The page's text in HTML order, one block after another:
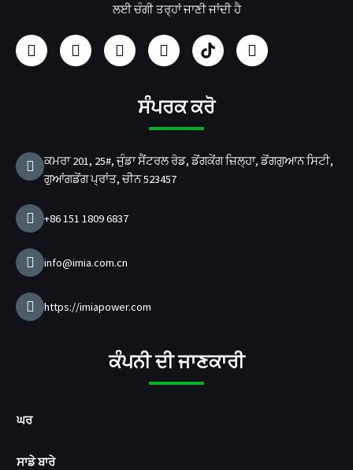
ਲਈ ਚੰਗੀ ਤਰ੍ਹਾਂ ਜਾਣੀ ਜਾਂਦੀ ਹੈ
ਫੇ
ਸ
ਬੁੱ
I
n
s
m
ਯੂ
ਟਿ
ਊ
ਲਿੰ
ਕ
ਡ
ਨ
U
S
B
p
d
ਰ
ਜ
ਟ
ਵਿੱ
ਟ
ਸੰਪਰਕ ਕਰੋ
ਕਮਰਾ 201, 25#, ਜੁੰਡਾ ਸੈਂਟਰਲ ਰੋਡ, ਡੋਂਗਕੇਂਗ ਜ਼ਿਲ੍ਹਾ, ਡੋਂਗਗੁਆਨ ਸਿਟੀ,
ਗੁਆਂਗਡੋਂਗ ਪ੍ਰਾਂਤ, ਚੀਨ 523457
+86 151 1809 6837
info@imia.com.cn
https://imiapower.com
ਕੰਪਨੀ ਦੀ ਜਾਣਕਾਰੀ
ਘਰ
ਸਾਡੇ ਬਾਰੇ